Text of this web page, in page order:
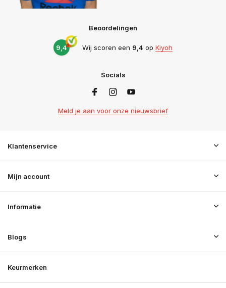
Beoordelingen
9,4 Wij scoren een 9,4 op Kiyoh
Socials
Meld je aan voor onze nieuwsbrief
Klantenservice
Mijn account
Informatie
Blogs
Keurmerken